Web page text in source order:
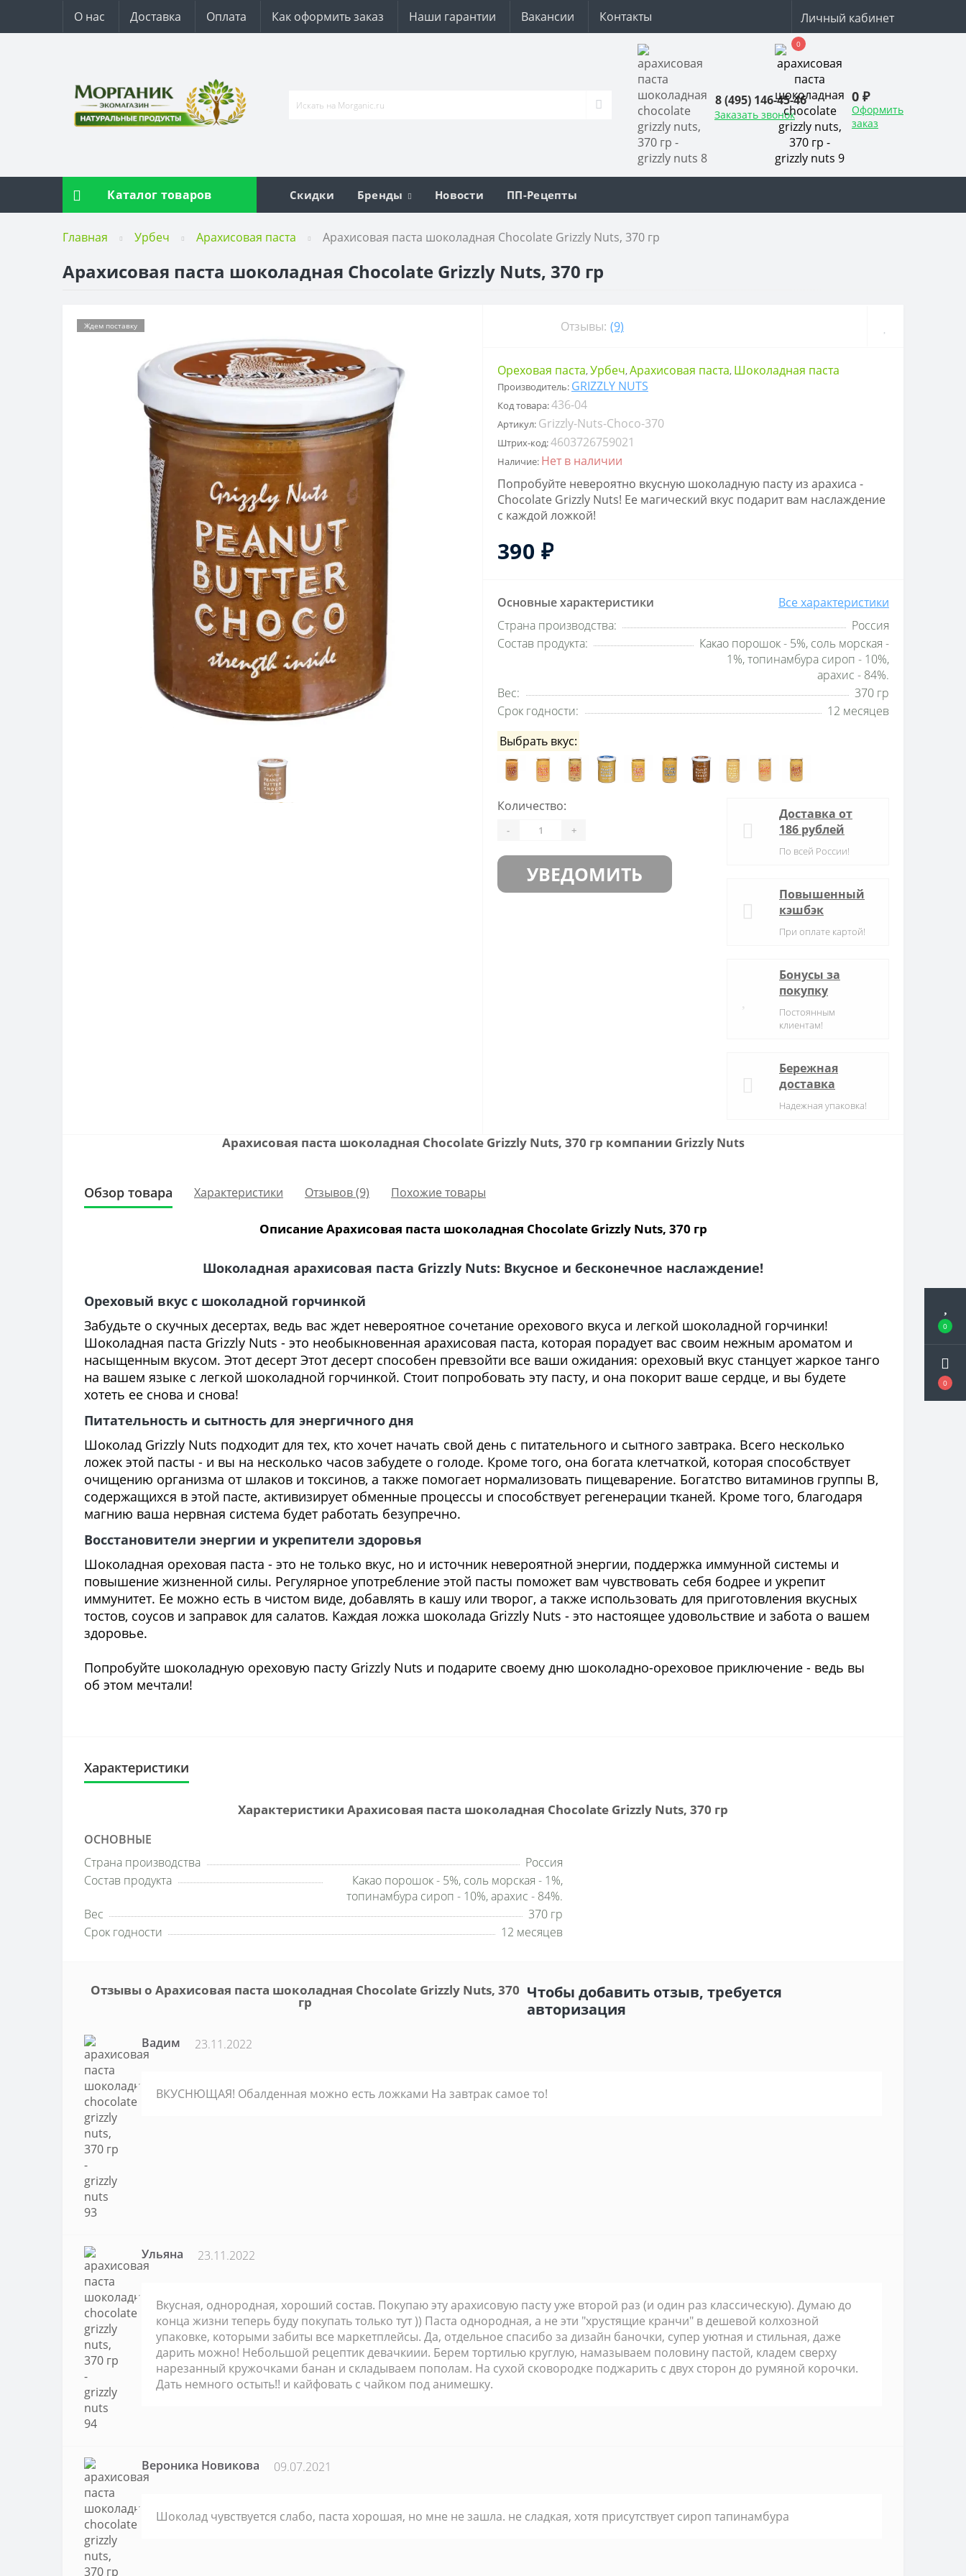
0
0
О нас Доставка Оплата Как оформить заказ Наши гарантии Вакансии Контакты Личный кабинет
8 (495) 146-45-46
Заказать звонок
0
0 ₽
Оформить
заказ
Каталог товаров Скидки Бренды Новости ПП-Рецепты
Главная Урбеч Арахисовая паста Арахисовая паста шоколадная Chocolate Grizzly Nuts, 370 гр
Арахисовая паста шоколадная Chocolate Grizzly Nuts, 370 гр
Ждем поставку Отзывы: (9)
Ореховая паста,Урбеч,Арахисовая паста, Шоколадная паста
Производитель: GRIZZLY NUTS
Код товара:436-04
Артикул: Grizzly-Nuts-Choco-370
Штрих-код:4603726759021
Наличие: Нет в наличии
Попробуйте невероятно вкусную шоколадную пасту из арахиса -
Chocolate Grizzly Nuts! Ее магический вкус подарит вам наслаждение
с каждой ложкой!
390 ₽
Основные характеристики
Все характеристики
Страна производства:
Россия
Состав продукта:
Какао порошок - 5%, соль морская -
1%, топинамбура сироп - 10%,
арахис - 84%.
Вес:
370 гр
Срок годности:
12 месяцев
Выбрать вкус:
Количество:
- +
УВЕДОМИТЬ
Доставка от
186 рублей
По всей России!
Повышенный
кэшбэк
При оплате картой!
Бонусы за
покупку
Постоянным
клиентам!
Бережная
доставка
Надежная упаковка!
Арахисовая паста шоколадная Chocolate Grizzly Nuts, 370 гр компании Grizzly Nuts
Обзор товара Характеристики Отзывов (9) Похожие товары
Описание Арахисовая паста шоколадная Chocolate Grizzly Nuts, 370 гр
Шоколадная арахисовая паста Grizzly Nuts: Вкусное и бесконечное наслаждение!
Ореховый вкус с шоколадной горчинкой
Забудьте о скучных десертах, ведь вас ждет невероятное сочетание орехового вкуса и легкой шоколадной горчинки!
Шоколадная паста Grizzly Nuts - это необыкновенная арахисовая паста, которая порадует вас своим нежным ароматом и
насыщенным вкусом. Этот десерт Этот десерт способен превзойти все ваши ожидания: ореховый вкус станцует жаркое танго
на вашем языке с легкой шоколадной горчинкой. Стоит попробовать эту пасту, и она покорит ваше сердце, и вы будете
хотеть ее снова и снова!
Питательность и сытность для энергичного дня
Шоколад Grizzly Nuts подходит для тех, кто хочет начать свой день с питательного и сытного завтрака. Всего несколько
ложек этой пасты - и вы на несколько часов забудете о голоде. Кроме того, она богата клетчаткой, которая способствует
очищению организма от шлаков и токсинов, а также помогает нормализовать пищеварение. Богатство витаминов группы В,
содержащихся в этой пасте, активизирует обменные процессы и способствует регенерации тканей. Кроме того, благодаря
магнию ваша нервная система будет работать безупречно.
Восстановители энергии и укрепители здоровья
Шоколадная ореховая паста - это не только вкус, но и источник невероятной энергии, поддержка иммунной системы и
повышение жизненной силы. Регулярное употребление этой пасты поможет вам чувствовать себя бодрее и укрепит
иммунитет. Ее можно есть в чистом виде, добавлять в кашу или творог, а также использовать для приготовления вкусных
тостов, соусов и заправок для салатов. Каждая ложка шоколада Grizzly Nuts - это настоящее удовольствие и забота о вашем
здоровье.
Попробуйте шоколадную ореховую пасту Grizzly Nuts и подарите своему дню шоколадно-ореховое приключение - ведь вы
об этом мечтали!
Характеристики
Характеристики Арахисовая паста шоколадная Chocolate Grizzly Nuts, 370 гр
ОСНОВНЫЕ
Страна производства
Россия
Состав продукта
Какао порошок - 5%, соль морская - 1%,
топинамбура сироп - 10%, арахис - 84%.
Вес
370 гр
Срок годности
12 месяцев
Отзывы о Арахисовая паста шоколадная Chocolate Grizzly Nuts, 370
гр
Чтобы добавить отзыв, требуется
авторизация
Вадим 23.11.2022
ВКУСНЮЩАЯ! Обалденная можно есть ложками На завтрак самое то!
Ульяна 23.11.2022
Вкусная, однородная, хороший состав. Покупаю эту арахисовую пасту уже второй раз (и один раз классическую). Думаю до
конца жизни теперь буду покупать только тут )) Паста однородная, а не эти "хрустящие кранчи" в дешевой колхозной
упаковке, которыми забиты все маркетплейсы. Да, отдельное спасибо за дизайн баночки, супер уютная и стильная, даже
дарить можно! Небольшой рецептик девачкиии. Берем тортилью круглую, намазываем половину пастой, кладем сверху
нарезанный кружочками банан и складываем пополам. На сухой сковородке поджарить с двух сторон до румяной корочки.
Дать немного остыть!! и кайфовать с чайком под анимешку.
Вероника Новикова 09.07.2021
Шоколад чувствуется слабо, паста хорошая, но мне не зашла. не сладкая, хотя присутствует сироп тапинамбура